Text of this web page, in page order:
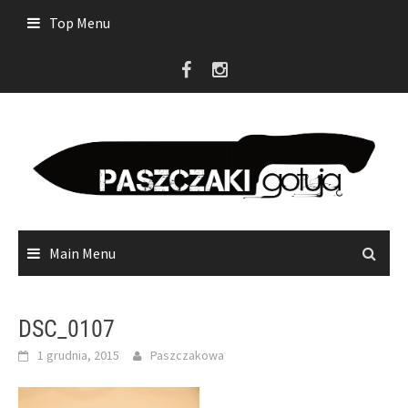
Top Menu
Main Menu
DSC_0107
1 grudnia, 2015 Paszczakowa